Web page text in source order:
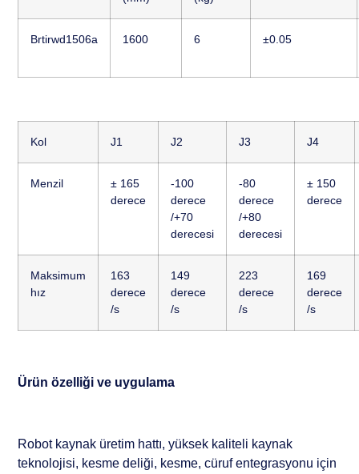
Brtirwd1506a 1600 6 ±0.05
Kol J1 J2 J3 J4
Menzil
± 165
derece
-100
derece
/+70
derecesi
-80
derece
/+80
derecesi
± 150
derece
Maksimum
hız
163
derece
/s
149
derece
/s
223
derece
/s
169
derece
/s
Ürün özelliği ve uygulama
Robot kaynak üretim hattı, yüksek kaliteli kaynak
teknolojisi, kesme deliği, kesme, cüruf entegrasyonu için